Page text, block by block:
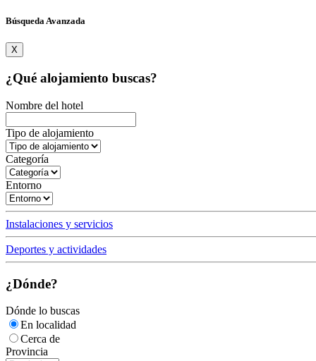
Búsqueda Avanzada
X
¿Qué alojamiento buscas?
Nombre del hotel
Tipo de alojamiento
Categoría
Entorno
Instalaciones y servicios
Deportes y actividades
¿Dónde?
Dónde lo buscas
En localidad
Cerca de
Provincia